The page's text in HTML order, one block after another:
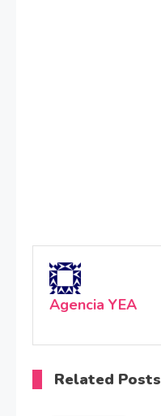
Agencia YEA
Related Posts